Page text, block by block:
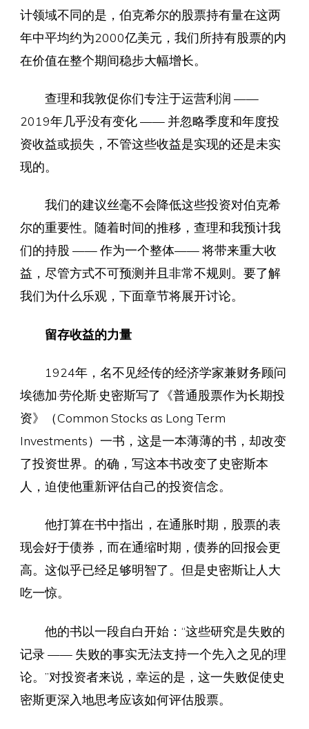
计领域不同的是，伯克希尔的股票持有量在这两
年中平均约为2000亿美元，我们所持有股票的内
在价值在整个期间稳步大幅增长。
查理和我敦促你们专注于运营利润 ——
2019年几乎没有变化 —— 并忽略季度和年度投
资收益或损失，不管这些收益是实现的还是未实
现的。
我们的建议丝毫不会降低这些投资对伯克希
尔的重要性。随着时间的推移，查理和我预计我
们的持股 —— 作为一个整体—— 将带来重大收
益，尽管方式不可预测并且非常不规则。要了解
我们为什么乐观，下面章节将展开讨论。
留存收益的力量
1924年，名不见经传的经济学家兼财务顾问
埃德加·劳伦斯·史密斯写了《普通股票作为长期投
资》（Common Stocks as Long Term
Investments）一书，这是一本薄薄的书，却改变
了投资世界。的确，写这本书改变了史密斯本
人，迫使他重新评估自己的投资信念。
他打算在书中指出，在通胀时期，股票的表
现会好于债券，而在通缩时期，债券的回报会更
高。这似乎已经足够明智了。但是史密斯让人大
吃一惊。
他的书以一段自白开始：“这些研究是失败的
记录 —— 失败的事实无法支持一个先入之见的理
论。”对投资者来说，幸运的是，这一失败促使史
密斯更深入地思考应该如何评估股票。